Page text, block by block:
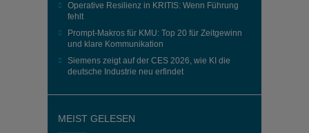
Operative Resilienz in KRITIS: Wenn Führung
fehlt
Prompt-Makros für KMU: Top 20 für Zeitgewinn
und klare Kommunikation
Siemens zeigt auf der CES 2026, wie KI die
deutsche Industrie neu erfindet
MEIST GELESEN